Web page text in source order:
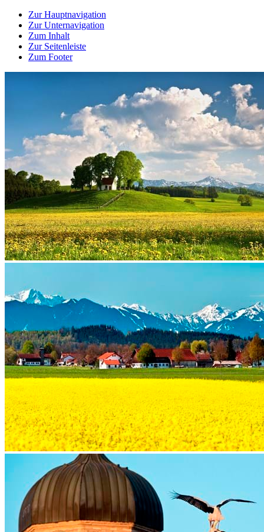
Zur Hauptnavigation
Zur Unternavigation
Zum Inhalt
Zur Seitenleiste
Zum Footer